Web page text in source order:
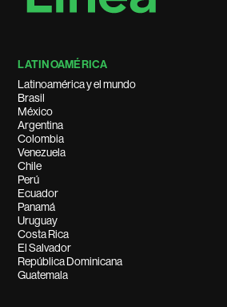
LATINOAMÉRICA
Latinoamérica y el mundo
Brasil
México
Argentina
Colombia
Venezuela
Chile
Perú
Ecuador
Panamá
Uruguay
Costa Rica
El Salvador
República Dominicana
Guatemala